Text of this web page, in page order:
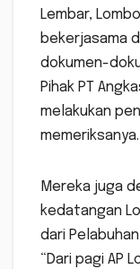
Lembar,
bekerjasama
dokumen-
Pihak PT
melakukan
memeriksanya.
Mereka juga
kedatangan
dari
“Dari pagi AP